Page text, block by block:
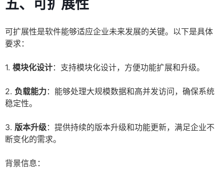
五、可扩展性
可扩展性是软件能够适应企业未来发展的关键。以下是具体
要求：
1. 模块化设计：支持模块化设计，方便功能扩展和升级。
2. 负载能力：能够处理大规模数据和高并发访问，确保系统
稳定性。
3. 版本升级：提供持续的版本升级和功能更新，满足企业不
断变化的需求。
背景信息：